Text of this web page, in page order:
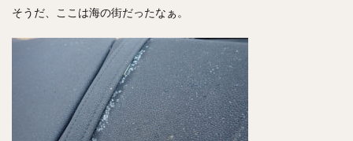
そうだ、ここは海の街だったなぁ。